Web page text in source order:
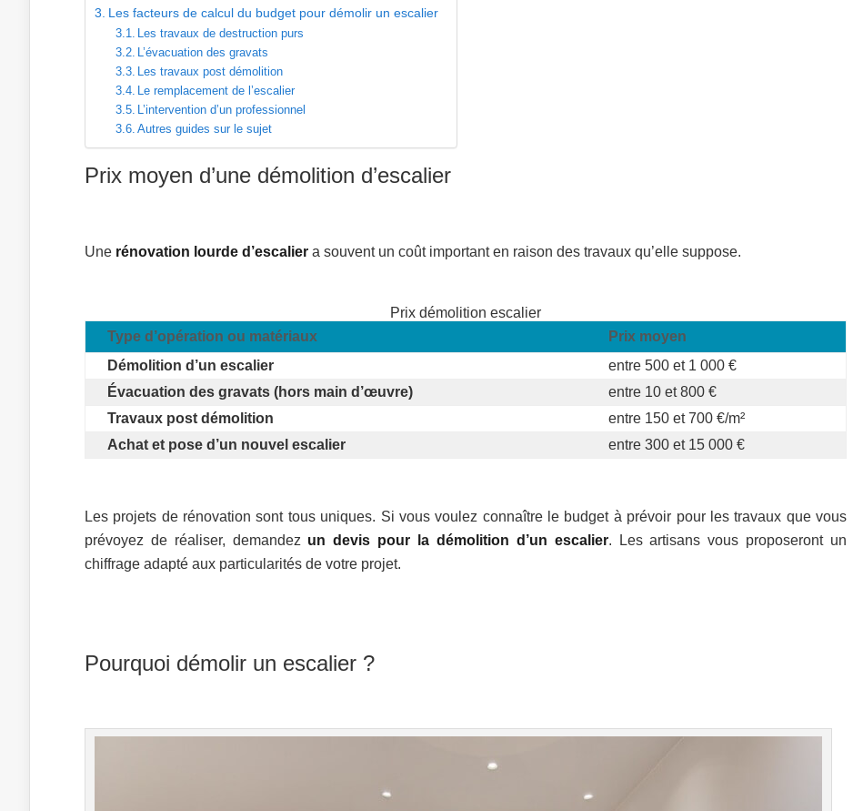
Les facteurs de calcul du budget pour démolir un escalier
Les travaux de destruction purs
L’évacuation des gravats
Les travaux post démolition
Le remplacement de l’escalier
L’intervention d’un professionnel
Autres guides sur le sujet
Prix moyen d’une démolition d’escalier
Une rénovation lourde d’escalier a souvent un coût important en raison des travaux qu’elle suppose.
Prix démolition escalier
Type d’opération ou matériaux
Prix moyen
Démolition d’un escalier
entre 500 et 1 000 €
Évacuation des gravats (hors main d’œuvre)
entre 10 et 800 €
Travaux post démolition
entre 150 et 700 €/m²
Achat et pose d’un nouvel escalier
entre 300 et 15 000 €
Les projets de rénovation sont tous uniques. Si vous voulez connaître le budget à prévoir pour les travaux que vous
prévoyez de réaliser, demandez un devis pour la démolition d’un escalier. Les artisans vous proposeront un
chiffrage adapté aux particularités de votre projet.
Pourquoi démolir un escalier ?